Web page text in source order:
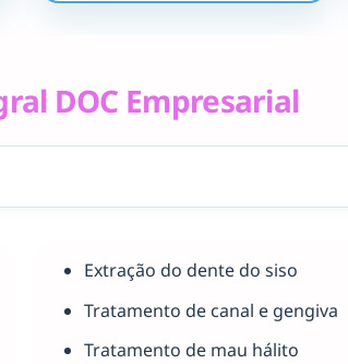
DOC Empresarial
Extração do dente do siso
Tratamento de canal e gengiva
Tratamento de mau hálito